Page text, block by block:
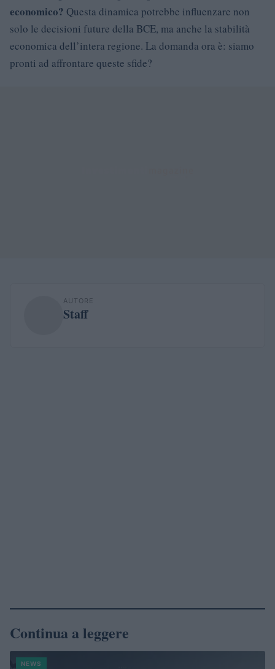
economico? Questa dinamica potrebbe influenzare non
solo le decisioni future della BCE, ma anche la stabilità
economica dell’intera regione. La domanda ora è: siamo
pronti ad affrontare queste sfide?
AUTORE
Staff
Continua a leggere
NEWS